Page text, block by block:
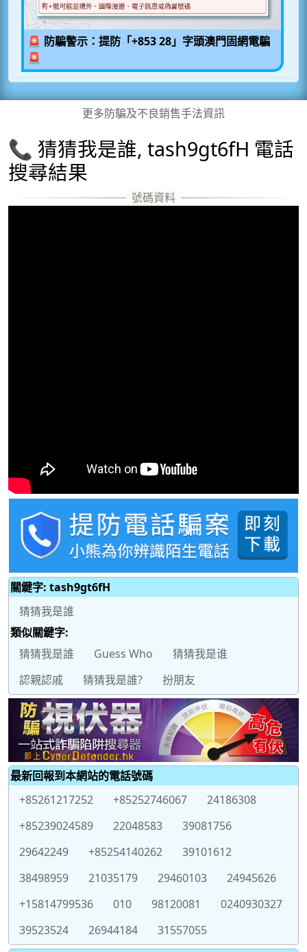
🚨 防騙警示：提防「+853 28」字頭澳門固網電騙
🚨
更多防騙及不良銷售手法資訊
📞 猜猜我是誰, tash9gt6fH 電話
搜尋結果
關鍵字: tash9gt6fH
猜猜我是誰
類似關鍵字:
猜猜我是誰
Guess Who
猜猜我是谁
認親認戚
猜猜我是誰? 扮朋友
最新回報到本網站的電話號碼
+85261217252
+85252746067
24186308
+85239024589
22048583
39081756
29642249
+85254140262
39101612
38498959
21035179 29460103
24945626
+15814799536
010 98120081
0240930327
39523524
26944184
31557055